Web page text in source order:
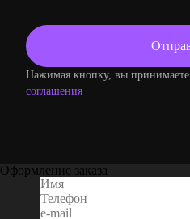
Нажимая кнопку, вы принимаете
соглашения
Оформление заказа